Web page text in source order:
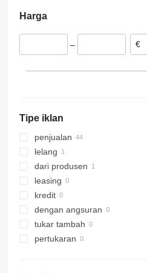
Jerman
Estonia
Harga
–
Tipe iklan
penjualan
lelang
dari produsen
leasing
kredit
dengan angsuran
tukar tambah
pertukaran